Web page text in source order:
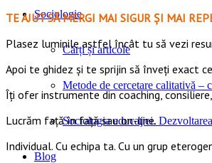
Sociologie
Cărți și articole
Metode de cercetare calitativă –
Sociologia educaţiei.
Blog
TE AJUT SĂ MERGI MAI SIGUR ȘI MAI
​​Plasez luminile astfel încât tu să vezi
Apoi te ghidez și te sprijin să înveți exact
Îți ofer instrumente din coaching,
Lucrăm față în față sau on-line.
Individual. Cu echipa ta. Cu un grup